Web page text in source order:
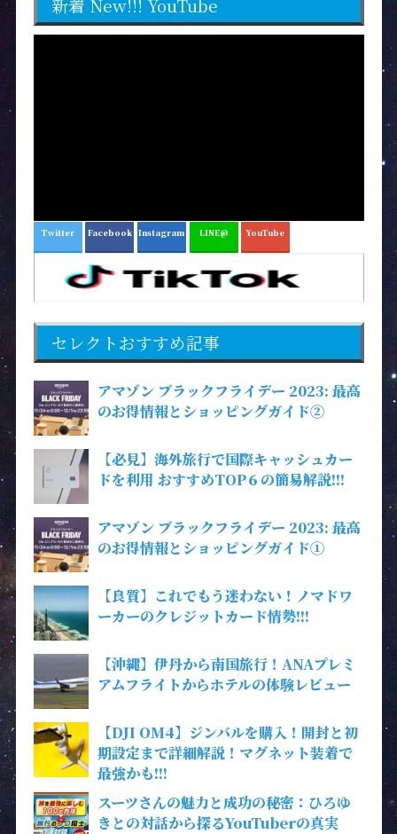
新着 New!!! YouTube
Twitter Facebook Instagram LINE@ YouTube
セレクトおすすめ記事
アマゾン ブラックフライデー 2023: 最高
のお得情報とショッピングガイド②
【必見】海外旅行で国際キャッシュカー
ドを利用 おすすめTOP６の簡易解説!!!
アマゾン ブラックフライデー 2023: 最高
のお得情報とショッピングガイド①
【良質】これでもう迷わない！ノマドワ
ーカーのクレジットカード情勢!!!
【沖縄】伊丹から南国旅行！ANAプレミ
アムフライトからホテルの体験レビュー
【DJI OM4】ジンバルを購入！開封と初
期設定まで詳細解説！マグネット装着で
最強かも!!!
スーツさんの魅力と成功の秘密：ひろゆ
きとの対話から探るYouTuberの真実